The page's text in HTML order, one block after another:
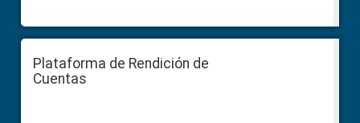
Plataforma de Rendición de
Cuentas